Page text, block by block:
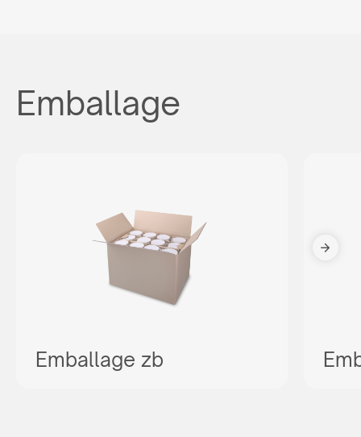
Emballage
Emballage zb